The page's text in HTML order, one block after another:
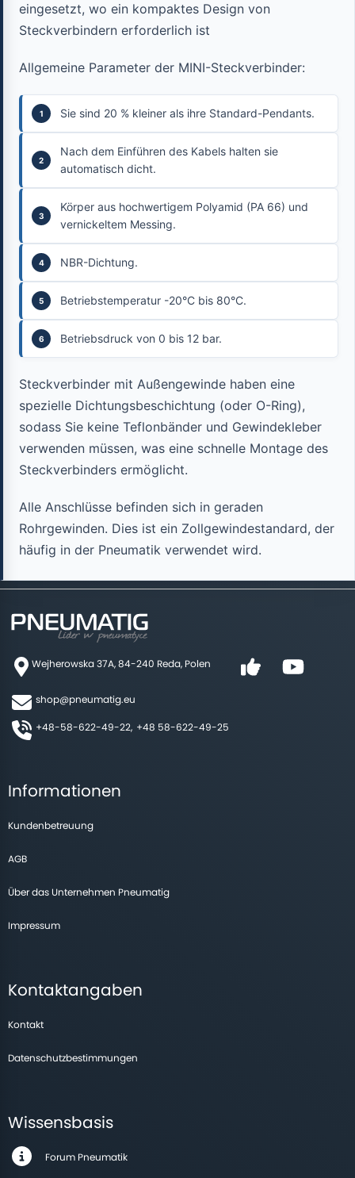
eingesetzt, wo ein kompaktes Design von
Steckverbindern erforderlich ist
Allgemeine Parameter der MINI-Steckverbinder:
Sie sind 20 % kleiner als ihre Standard-Pendants.
Nach dem Einführen des Kabels halten sie
automatisch dicht.
Körper aus hochwertigem Polyamid (PA 66) und
vernickeltem Messing.
NBR-Dichtung.
Betriebstemperatur -20°C bis 80°C.
Betriebsdruck von 0 bis 12 bar.
Steckverbinder mit Außengewinde haben eine
spezielle Dichtungsbeschichtung (oder O-Ring),
sodass Sie keine Teflonbänder und Gewindekleber
verwenden müssen, was eine schnelle Montage des
Steckverbinders ermöglicht.
Alle Anschlüsse befinden sich in geraden
Rohrgewinden. Dies ist ein Zollgewindestandard, der
häufig in der Pneumatik verwendet wird.
Wejherowska 37A, 84-240 Reda, Polen
shop@pneumatig.eu
+48-58-622-49-22, +48 58-622-49-25
Informationen
Kundenbetreuung
AGB
Über das Unternehmen Pneumatig
Impressum
Kontaktangaben
Kontakt
Datenschutzbestimmungen
Wissensbasis
Forum Pneumatik